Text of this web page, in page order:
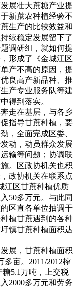
展壮大蔗糖产业提
新蔗农种植经验不
生产的比较效益和
续稳定发展留下了
调研组，就如何提
形成了《金城江区
产不高的原因，提
良高产新品种、推
产专业服务队等建
中得到落实。
走在基层，与各乡
指导甘蔗种植，要
，全面完成区委、
动，动员群众发展
输等问题；协调联
。区政协机关也积
政协机关在联系点
江区甘蔗种植优质
50多万元。与此同
区直各单位抽调干
植甘蔗遇到的各种
镇甘蔗种植面积达
展，甘蔗种植面积
多亩。2011/2012榨
5.1万吨，上交税
2000多万元和劳务